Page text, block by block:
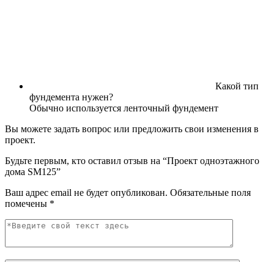
Какой тип
фундемента нужен?
Обычно используется ленточный фундемент
Вы можете задать вопрос или предложить свои изменения в
проект.
Будьте первым, кто оставил отзыв на “Проект одноэтажного
дома SM125”
Ваш адрес email не будет опубликован. Обязательные поля
помечены *